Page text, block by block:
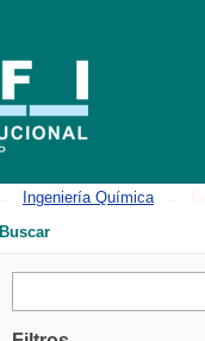
Ingeniería Química
Buscar